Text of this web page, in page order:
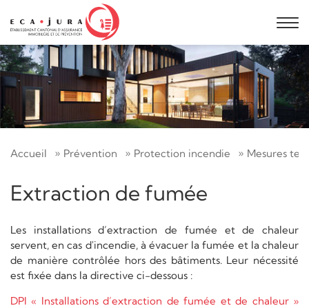
Accueil Prévention Protection incendie Mesures
Extraction de fumée
Les installations d’extraction de fumée et de chaleur
servent, en cas d'incendie, à évacuer la fumée et la chaleur
de manière contrôlée hors des bâtiments. Leur nécessité
est fixée dans la directive ci-dessous :
DPI « Installations d’extraction de fumée et de chaleur »